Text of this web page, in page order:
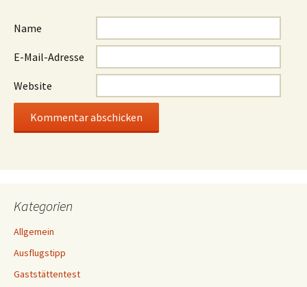
Name
E-Mail-Adresse
Website
Kategorien
Allgemein
Ausflugstipp
Gaststättentest